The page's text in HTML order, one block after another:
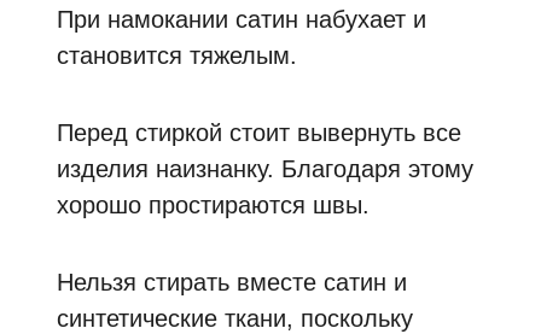
При намокании сатин набухает и
становится тяжелым.
Перед стиркой стоит вывернуть все
изделия наизнанку. Благодаря этому
хорошо простираются швы.
Нельзя стирать вместе сатин и
синтетические ткани, поскольку